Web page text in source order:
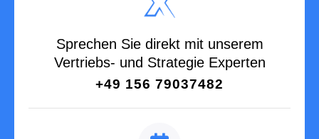
8. Brauche ich spezielle Geräte
oder Technik, um das System zu
nutzen?